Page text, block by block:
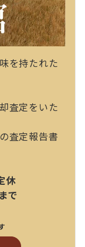
を持たれた
査定をいた
査定報告書
休
で